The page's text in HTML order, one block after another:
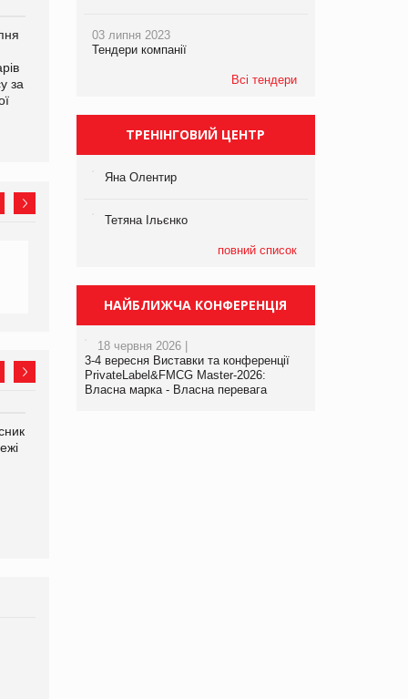
за
Смачне поповнення
дитячого меню: у VARUS
PrivateLabel&FMCG Master
03 липня 2023
Тендери компанії
Всі тендери
ТРЕНІНГОВИЙ ЦЕНТР
Яна Олентир
Тетяна Ільєнко
повний список
НАЙБЛИЖЧА КОНФЕРЕНЦІЯ
18 червня 2026 |
3-4 вересня Виставки та конференції
PrivateLabel&FMCG Master-2026:
Власна марка - Власна перевага